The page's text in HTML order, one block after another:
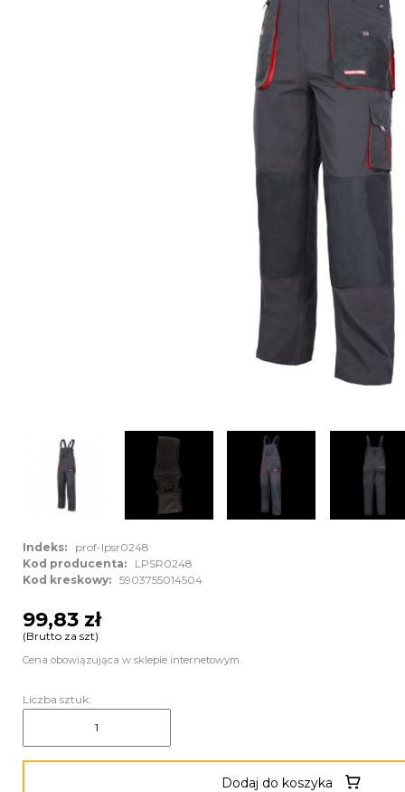
Indeks:
prof-lpsr0248
Kod producenta:
LPSR0248
Kod kreskowy: 5903755014504
99,83 zł
(Brutto za szt)
Cena obowiązująca w sklepie internetowym.
Liczba sztuk:
Dodaj do koszyka